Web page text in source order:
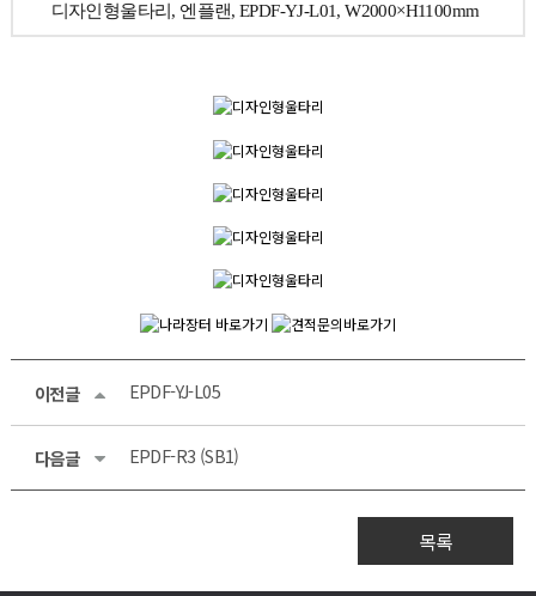
디자인형울타리, 엔플랜, EPDF-YJ-L01, W2000×H1100mm
이전글 EPDF-YJ-L05
다음글 EPDF-R3 (SB1)
목록